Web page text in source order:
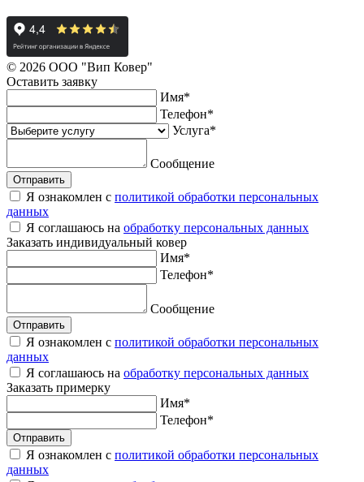
© 2026 ООО "Вип Ковер"
Оставить заявку
Имя*
Телефон*
Услуга*
Сообщение
Отправить
Я ознакомлен с политикой обработки персональных
данных
Я соглашаюсь на обработку персональных данных
Заказать индивидуальный ковер
Имя*
Телефон*
Сообщение
Отправить
Я ознакомлен с политикой обработки персональных
данных
Я соглашаюсь на обработку персональных данных
Заказать примерку
Имя*
Телефон*
Отправить
Я ознакомлен с политикой обработки персональных
данных